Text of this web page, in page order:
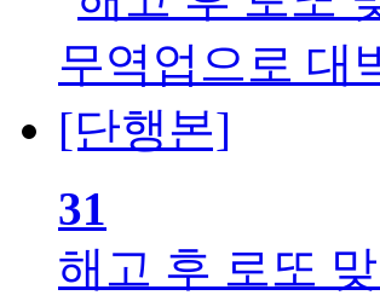
31
해고 후 로또